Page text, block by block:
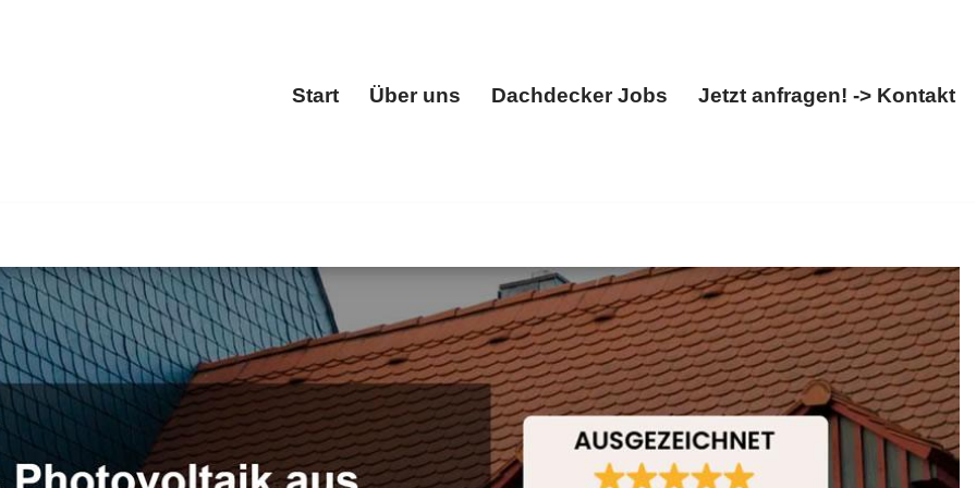
Start Über uns Dachdecker Jobs Jetzt anfragen! -> Kontakt
Dachfenster, Dachgauben, Dachstuhl. Ihre Quelle für ✓Dachfenster, ✓Dacheindeckung, ✓Dachdecker,
Melden Sie sich bei uns ✉.